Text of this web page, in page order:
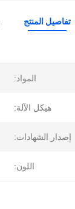
تفاصيل المنتج
المواد:
هيكل الآلة:
إصدار الشهادات:
اللون: